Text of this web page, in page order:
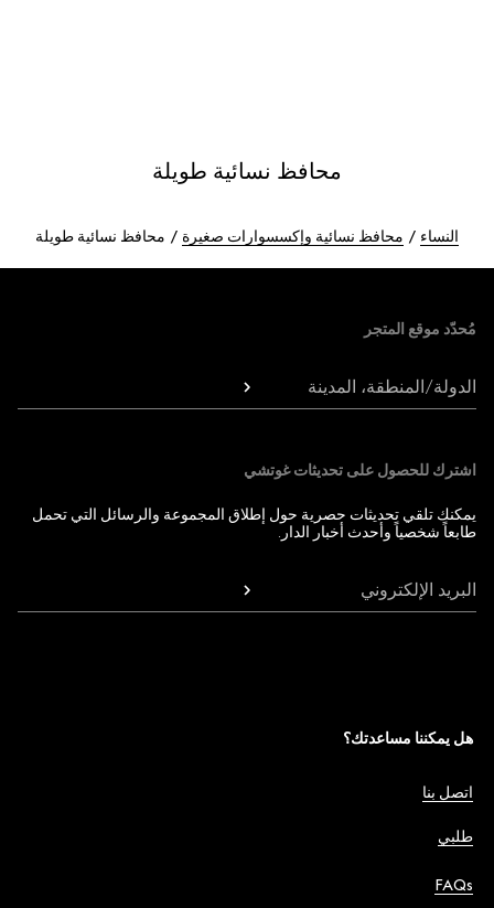
محافظ نسائية طويلة
النساء محافظ نسائية وإكسسوارات صغيرة محافظ نسائية طويلة
مُحدّد موقع المتجر
الدولة/المنطقة، المدينة
اشترك للحصول على تحديثات غوتشي
يمكنك تلقي تحديثات حصرية حول إطلاق المجموعة والرسائل التي تحمل
طابعاً شخصياً وأحدث أخبار الدار.
البريد الإلكتروني
هل يمكننا مساعدتك؟
اتصل بنا
طلبي
FAQs